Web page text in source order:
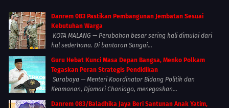
Danrem 083 Pastikan Pembangunan Jembatan Sesuai
Kebutuhan Warga
KOTA MALANG — Perubahan besar sering kali dimulai dari
hal sederhana. Di bantaran Sungai...
Guru Hebat Kunci Masa Depan Bangsa, Menko Polkam
Tegaskan Peran Strategis Pendidikan
Surabaya — Menteri Koordinator Bidang Politik dan
Keamanan, Djamari Chaniago, menegaskan...
Danrem 083/Baladhika Jaya Beri Santunan Anak Yatim,